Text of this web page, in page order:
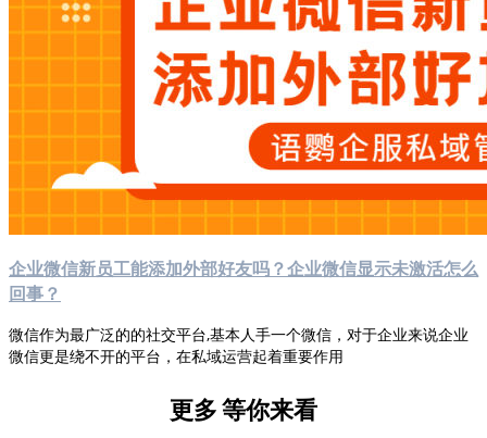
企业微信新员工能添加外部好友吗？企业微信显示未激活怎么
回事？
微信作为最广泛的的社交平台,基本人手一个微信，对于企业来说企业
微信更是绕不开的平台，在私域运营起着重要作用
更多等你来看